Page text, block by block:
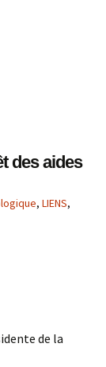
des aides
, LIENS,
de la